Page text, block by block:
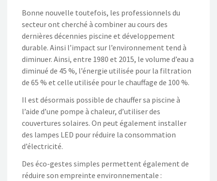
Bonne nouvelle toutefois, les professionnels du
secteur ont cherché à combiner au cours des
dernières décennies piscine et développement
durable. Ainsi l’impact sur l’environnement tend à
diminuer. Ainsi, entre 1980 et 2015, le volume d’eau a
diminué de 45 %, l’énergie utilisée pour la filtration
de 65 % et celle utilisée pour le chauffage de 100 %.
Il est désormais possible de chauffer sa piscine à
l’aide d’une pompe à chaleur, d’utiliser des
couvertures solaires. On peut également installer
des lampes LED pour réduire la consommation
d’électricité.
Des éco-gestes simples permettent également de
réduire son empreinte environnementale :